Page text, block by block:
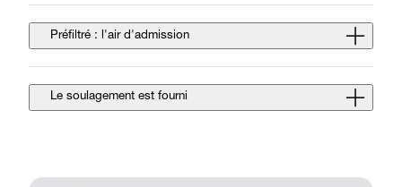
Préfiltré : l'air d'admission
Le soulagement est fourni